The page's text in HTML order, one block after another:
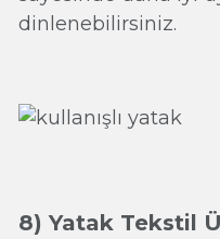
dinlenebilirsiniz.
8) Yatak Tekstil